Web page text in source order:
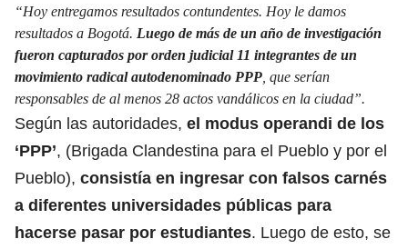
“Hoy entregamos resultados contundentes. Hoy le damos
resultados a Bogotá. Luego de más de un año de investigación
fueron capturados por orden judicial 11 integrantes de un
movimiento radical autodenominado PPP , que serían
responsables de al menos 28 actos vandálicos en la ciudad”.
Según las autoridades, el modus operandi de los
‘PPP’, (Brigada Clandestina para el Pueblo y por el
Pueblo), consistía en ingresar con falsos carnés
a diferentes universidades públicas para
hacerse pasar por estudiantes. Luego de esto, se